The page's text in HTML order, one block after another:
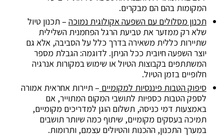
המקומות בהם הם מבקרים.
תכנון מסלולים עם השפעה אקולוגית נמוכה – תכנון טיול
שלא רק ממזער את טביעת הרגל הפחמנית השלילית
שתיירות כללית משאירה בדרך כלל על הסביבה, אלא גם
יוצר השפעה חיובית ככל הניתן. לדוגמה: הגבלת מספר
המשתתפים בקבוצות הטיול או שימוש במקורות אנרגיה
חלופיים בזמן הטיול.
סיפוק הטבות פיננסיות למקומיים – תיירות אחראית אמורה
לספק הטבות כספיות לתושבי המקום המתוייר, אם
באמצעות דמי כניסה, תשלום הוגן למדריכים מקומיים,
תמיכה בעסקים מקומיים, שיתוף כמה שיותר תושבים
במערך התכנון, ההכנות והטיולים עצמם, ותרומות.